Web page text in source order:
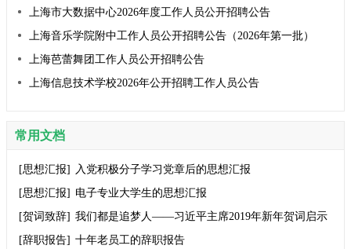
工作人员公开招聘（第一批）公告
上海市大数据中心2026年度工作人员公开招聘公告
上海音乐学院附中工作人员公开招聘公告（2026年第一批）
上海芭蕾舞团工作人员公开招聘公告
上海信息技术学校2026年公开招聘工作人员公告
常用文档
[思想汇报]
入党积极分子学习党章后的思想汇报
[思想汇报] 电子专业大学生的思想汇报
[贺词致辞] 我们都是追梦人——习近平主席2019年新年贺词启示
录
[辞职报告] 十年老员工的辞职报告